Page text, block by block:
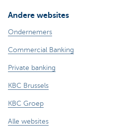
Andere websites
Ondernemers
Commercial Banking
Private banking
KBC Brussels
KBC Groep
Alle websites